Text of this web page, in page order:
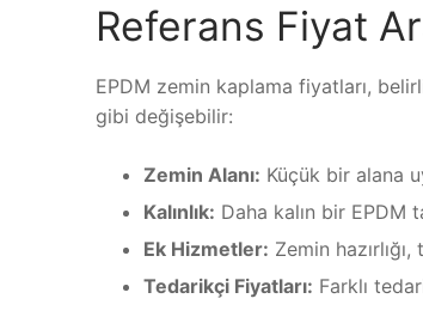
Referans Fiyat
EPDM zemin kaplama fiyatları,
gibi değişebilir:
Zemin Alanı: Küçük bir alana
Kalınlık: Daha kalın bir EPDM
Ek Hizmetler: Zemin
Tedarikçi Fiyatları: Farklı